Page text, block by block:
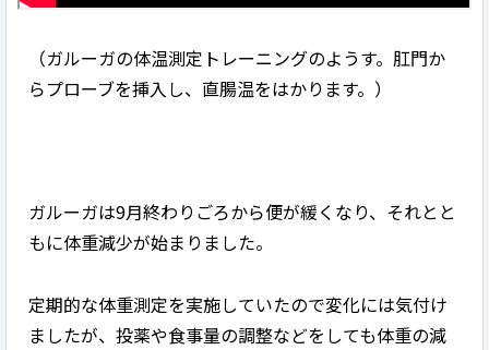
（ガルーガの体温測定トレーニングのようす。肛門か
らプローブを挿入し、直腸温をはかります。）
ガルーガは9月終わりごろから便が緩くなり、それとと
もに体重減少が始まりました。
定期的な体重測定を実施していたので変化には気付け
ましたが、投薬や食事量の調整などをしても体重の減